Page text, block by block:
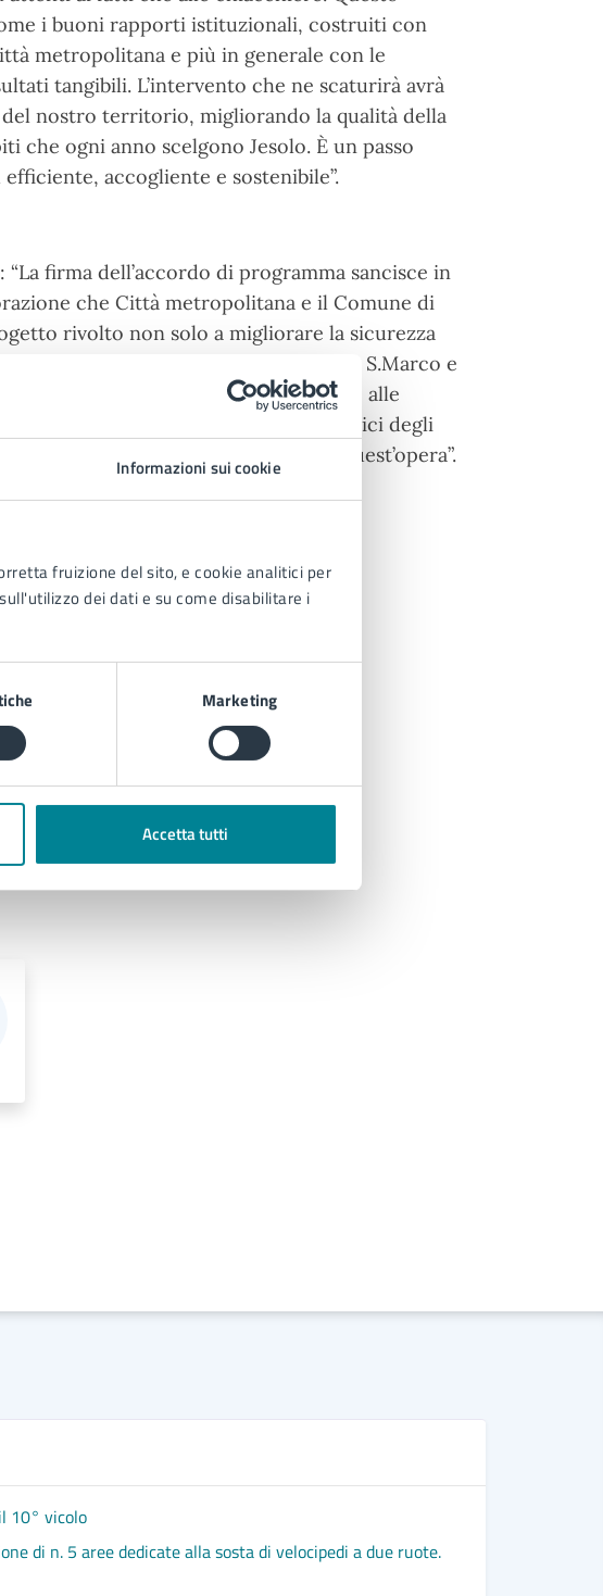
Informazioni sui cookie
fruizione del sito, e cookie analitici per
dei dati e su come disabilitare i
Marketing
Accetta tutti
i buoni rapporti istituzionali, costruiti con
metropolitana e più in generale con le
tangibili. L’intervento che ne scaturirà avrà
nostro territorio, migliorando la qualità della
che ogni anno scelgono Jesolo. È un passo
accogliente e sostenibile”.
: “La firma dell’accordo di programma sancisce in
che Città metropolitana e il Comune di
rivolto non solo a migliorare la sicurezza
lungo Sp42 e intersezione via S.Marco e
sempre molto attento e disponibile alle
il ringraziamento per il risultato ai tecnici degli
collaborato per la progettazione di quest’opera”.
10° vicolo
di n. 5 aree dedicate alla sosta di velocipedi a due ruote.